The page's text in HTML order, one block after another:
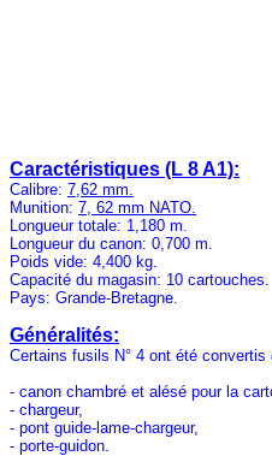
Caractéristiques (L 8 A1):
Calibre: 7,62 mm.
Munition: 7, 62 mm NATO.
Longueur totale: 1,180 m.
Longueur du canon: 0,700 m.
Poids vide: 4,400 kg.
Capacité du magasin: 10 cartouches.
Pays: Grande-Bretagne.
Généralités:
Certains fusils N° 4 ont été convertis
- canon chambré et alésé pour la
- chargeur,
- pont guide-lame-chargeur,
- porte-guidon.